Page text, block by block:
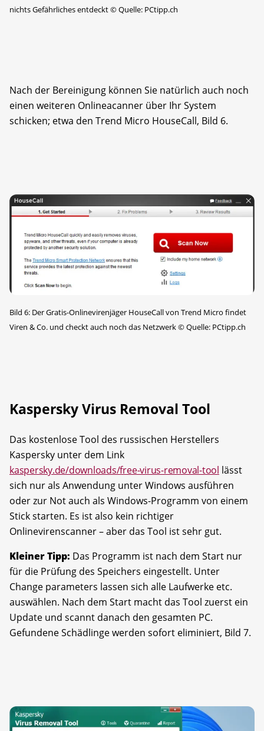
nichts Gefährliches entdeckt©Quelle: PCtipp.ch
Nach der Bereinigung können Sie natürlich auch noch
einen weiteren Onlineacanner über Ihr System
schicken; etwa den Trend Micro HouseCall, Bild 6.
Bild 6: Der Gratis-Onlinevirenjäger HouseCall von Trend Micro findet
Viren & Co. und checkt auch noch das Netzwerk©Quelle: PCtipp.ch
Kaspersky Virus Removal Tool
Das kostenlose Tool des russischen Herstellers
Kaspersky unter dem Link
kaspersky.de/downloads/free-virus-removal-tool lässt
sich nur als Anwendung unter Windows ausführen
oder zur Not auch als Windows-Programm von einem
Stick starten. Es ist also kein richtiger
Onlinevirenscanner – aber das Tool ist sehr gut.
Kleiner Tipp: Das Programm ist nach dem Start nur
für die Prüfung des Speichers eingestellt. Unter
Change parameters lassen sich alle Laufwerke etc.
auswählen. Nach dem Start macht das Tool zuerst ein
Update und scannt danach den gesamten PC.
Gefundene Schädlinge werden sofort eliminiert, Bild 7.